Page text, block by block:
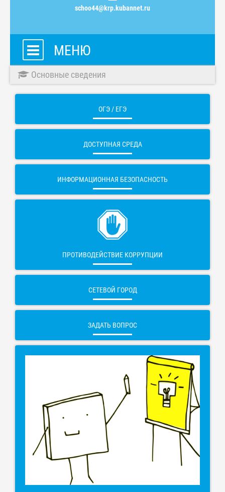
schoo44@krp.kubannet.ru
МЕНЮ
Основные сведения
ОГЭ / ЕГЭ
ДОСТУПНАЯ СРЕДА
ИНФОРМАЦИОННАЯ БЕЗОПАСНОСТЬ
ПРОТИВОДЕЙСТВИЕ КОРРУПЦИИ
СЕТЕВОЙ ГОРОД
ЗАДАТЬ ВОПРОС